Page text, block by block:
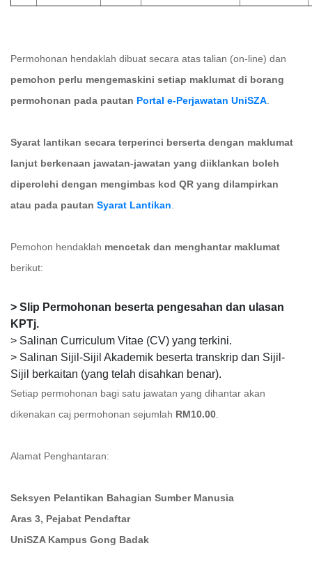
Permohonan hendaklah dibuat secara atas talian (on-line) dan
pemohon perlu mengemaskini setiap maklumat di borang
permohonan pada pautan Portal e-Perjawatan UniSZA
Syarat lantikan secara terperinci berserta dengan maklumat
lanjut berkenaan jawatan-jawatan yang diiklankan boleh
diperolehi dengan mengimbas kod QR yang dilampirkan
atau pada pautan Syarat Lantikan
Pemohon hendaklah mencetak dan menghantar maklumat
berikut:
> Slip Permohonan beserta pengesahan dan ulasan
KPTj.
> Salinan Curriculum Vitae (CV) yang terkini.
> Salinan Sijil-Sijil Akademik beserta transkrip dan Sijil-
Sijil berkaitan (yang telah disahkan benar).
Setiap permohonan bagi satu jawatan yang dihantar akan
dikenakan caj permohonan sejumlah RM10.00
Alamat Penghantaran:
Seksyen Pelantikan Bahagian Sumber Manusia
Aras 3, Pejabat Pendaftar
UniSZA Kampus Gong Badak